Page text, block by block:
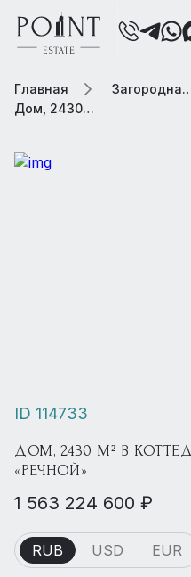
Главная Загородная элитная
Дом, 2430 м² В коттеджном поселке «Речной»
ID 114733
ДОМ, 2430 М² В
«РЕЧНОЙ»
1 563 224 600 ₽
RUB USD EUR